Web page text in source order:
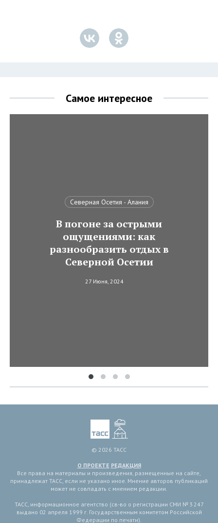
Самое интересное
Северная Осетия - Алания
В погоне за острыми
ощущениями: как
разнообразить отдых в
Северной Осетии
27 Июня, 2024
© 2026 ТАСС
О ПРОЕКТЕ РЕДАКЦИЯ
Все права на материалы и произведения, размещенные на сайте,
принадлежат ТАСС, если не указано иное. Мнение авторов публикаций
может не совпадать с мнением редакции.
ТАСС, информационное агентство (св-во о регистрации СМИ № 3 247
выдано 02 апреля 1999 г. Государственным комитетом Российской
Федерации по печати).